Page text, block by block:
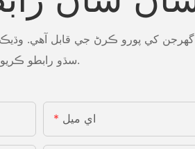
کي پورو ڪرڻ جي قابل آهي.
سڌو رابطو ڪريو.
اي ميل